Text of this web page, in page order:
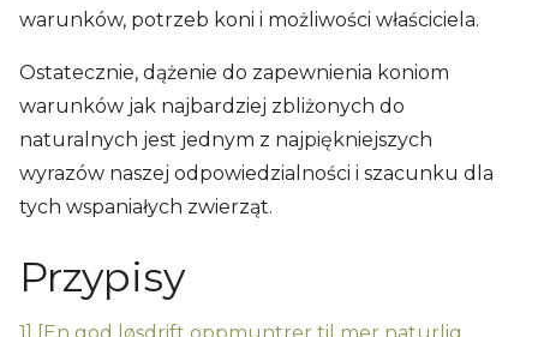
warunków, potrzeb koni i możliwości właściciela.
Ostatecznie, dążenie do zapewnienia koniom
warunków jak najbardziej zbliżonych do
naturalnych jest jednym z najpiękniejszych
wyrazów naszej odpowiedzialności i szacunku dla
tych wspaniałych zwierząt.
Przypisy